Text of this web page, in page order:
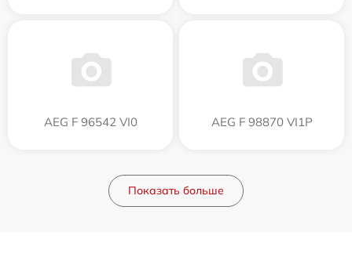
AEG F 96542 VI0 AEG F 98870 VI1P
Показать больше